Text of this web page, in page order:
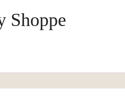
Shoppe